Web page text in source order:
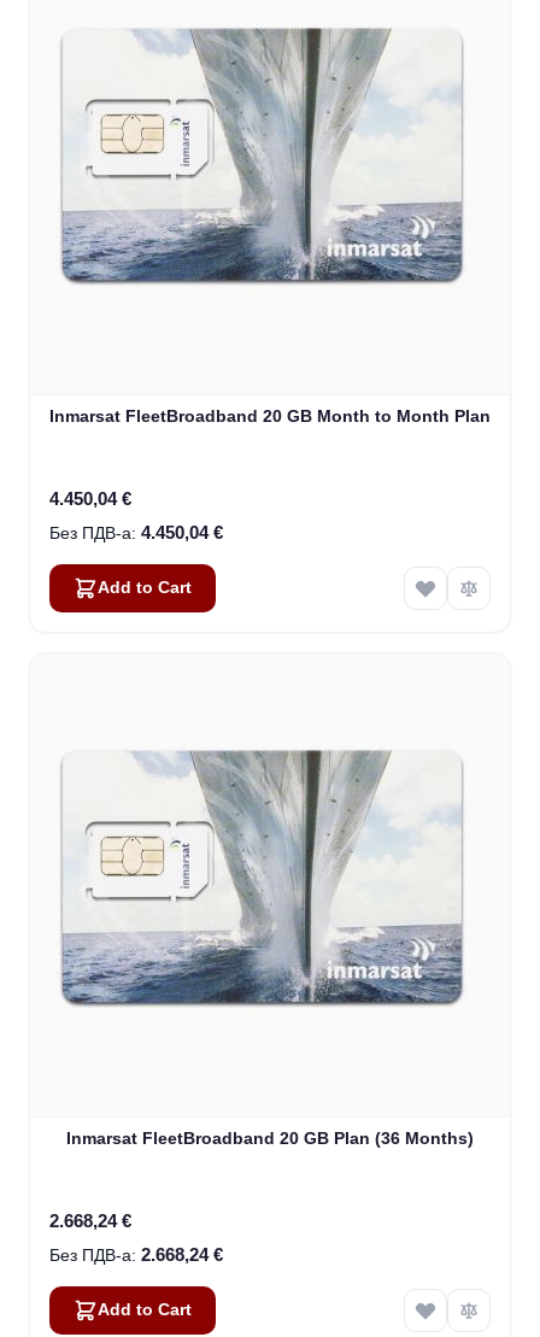
Inmarsat FleetBroadband 20 GB Month to Month Plan
4.450,04 €
4.450,04 €
Add to Cart
Inmarsat FleetBroadband 20 GB Plan (36 Months)
2.668,24 €
2.668,24 €
Add to Cart